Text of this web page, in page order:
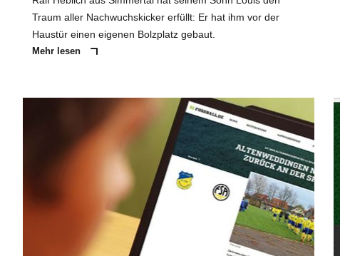
Traum aller Nachwuchskicker erfüllt: Er hat ihm vor der
Haustür einen eigenen Bolzplatz gebaut.
Mehr lesen